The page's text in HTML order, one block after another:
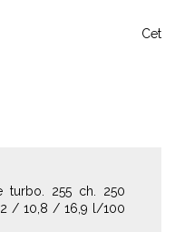
turbo. 255 ch. 250
/ 10,8 / 16,9 l/100